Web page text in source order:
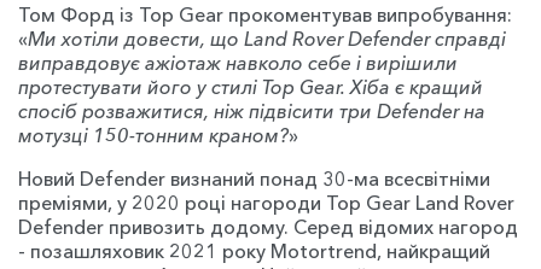
Том Форд із Top Gear прокоментував випробування:
«Ми хотіли довести, що Land Rover Defender справді
виправдовує ажіотаж навколо себе і вирішили
протестувати його у стилі Top Gear. Хіба є кращий
спосіб розважитися, ніж підвісити три Defender на
мотузці 150-тонним краном?»
Новий Defender визнаний понад 30-ма всесвітніми
преміями, у 2020 році нагороди Top Gear Land Rover
Defender привозить додому. Серед відомих нагород
- позашляховик 2021 року Motortrend, найкращий